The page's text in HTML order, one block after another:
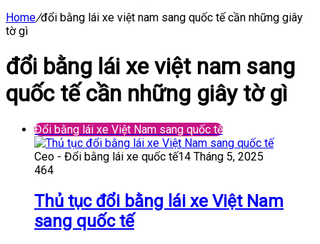
Home/đổi bằng lái xe việt nam sang quốc tế cần những giây
tờ gì
đổi bằng lái xe việt nam sang
quốc tế cần những giây tờ gì
Đổi bằng lái xe Việt Nam sang quốc tế
Ceo - Đổi bằng lái xe quốc tế14 Tháng 5, 2025
464
Thủ tục đổi bằng lái xe Việt Nam
sang quốc tế